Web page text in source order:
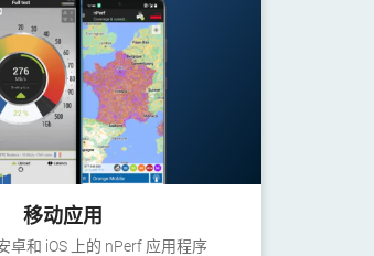
移动应用
卓和 iOS 上的 nPerf 应用程序